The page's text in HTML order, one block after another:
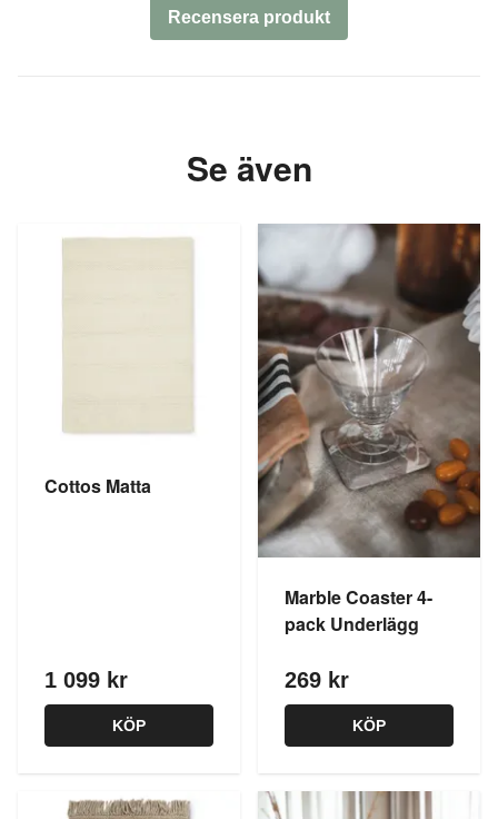
Recensera produkt
Se även
Cottos Matta
1 099 kr
KÖP
Marble Coaster 4-
pack Underlägg
269 kr
KÖP